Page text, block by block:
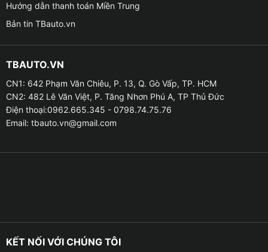
✪Nguyên lý hoạt động của sản phẩm trần sao:
đến các vị trí đã lắp đặt. Sau đó sử dụng modum để
người dùng có thể lựa chọn các hiệu ứng ánh sáng yêu
thích, rồi thiết bị này có thể tự điều chỉnh thông qua
kết nối với Bluetooth hoặc điều khiển qua điện thoại
thông minh. Tùy vào dòng xe và mật độ sao đã gắn
Hướng dẫn thanh toán Miền Trung
Bản tin TBauto.vn
TBAUTO.VN
CN1: 642 Phạm Văn Chiêu, P. 13, Q. Gò Vấp, TP. HCM
CN2: 482 Lê Văn Việt, P. Tăng Nhơn Phú A, TP Thủ Đức
Điện thoại:0962.665.345 - 0798.74.75.76
Email: tbauto.vn@gmail.com
KẾT NỐI VỚI CHÚNG TÔI